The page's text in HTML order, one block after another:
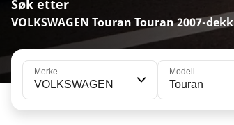
Søk etter
VOLKSWAGEN Touran Touran 2007-dekk
Merke
VOLKSWAGEN
Modell
Touran